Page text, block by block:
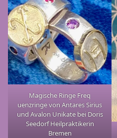
Magische Ringe Freq
uenzringe von Antares Sirius
und Avalon Unikate bei Doris
Seedorf Heilpraktikerin
Bremen